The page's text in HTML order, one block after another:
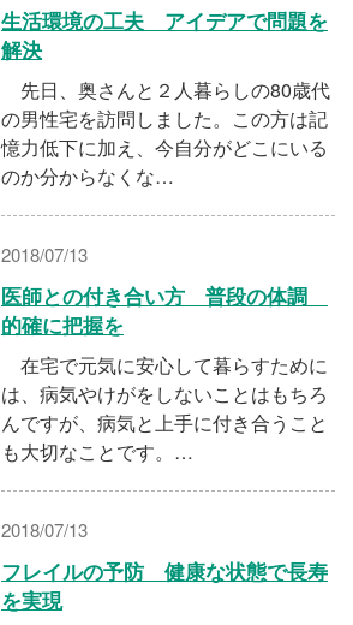
生活環境の工夫 アイデアで問題を
解決
先日、奥さんと２人暮らしの80歳代
の男性宅を訪問しました。この方は記
憶力低下に加え、今自分がどこにいる
のか分からなくな…
2018/07/13
医師との付き合い方 普段の体調
的確に把握を
在宅で元気に安心して暮らすために
は、病気やけがをしないことはもちろ
んですが、病気と上手に付き合うこと
も大切なことです。…
2018/07/13
フレイルの予防 健康な状態で長寿
を実現